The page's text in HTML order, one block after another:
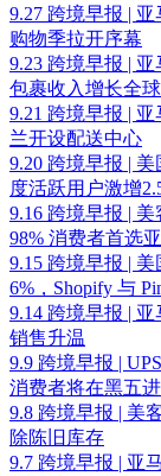
9.27 跨境早报 |
购物季拉开序幕
9.23 跨境早报 |
包裹收入增长全
9.21 跨境早报 |
兰开设配送中心
9.20 跨境早报 |
度活跃用户激增
9.16 跨境早报 |
98% 消费者首选
9.15 跨境早报 |
6%，Shopify 与
9.14 跨境早报 |
销售升温
9.9 跨境早报 |
消费者将在黑五
9.8 跨境早报 | 美
除陈旧库存
9.7 跨境早报 | 亚